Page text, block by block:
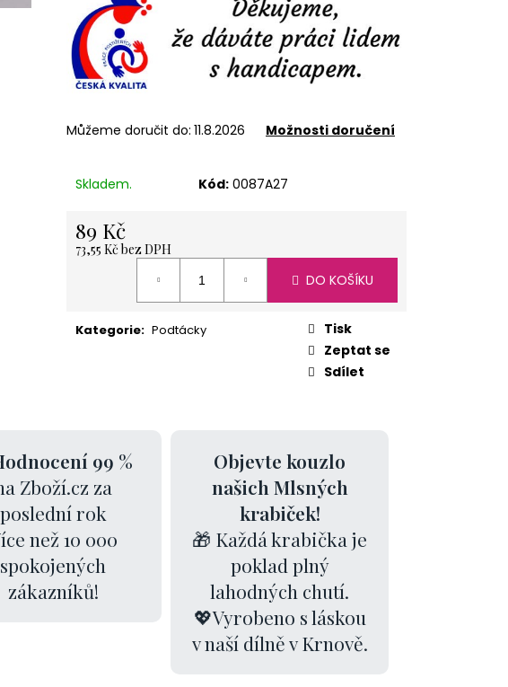
Můžeme doručit do: 11.8.2026 Možnosti doručení
Skladem. Kód: 0087A27
89 Kč
73,55 Kč bez DPH
DO KOŠÍKU
Kategorie: Podtácky
Tisk
Zeptat se
Sdílet
99 %
Zboží.cz za
poslední rok
než 10 000
spokojených
zákazníků!
Objevte kouzlo
našich Mlsných
krabiček!
🎁 Každá krabička je
poklad plný
lahodných chutí.
💖Vyrobeno s láskou
v naší dílně v Krnově.
KARTONOVÁ STŘÍŽ 1 KG